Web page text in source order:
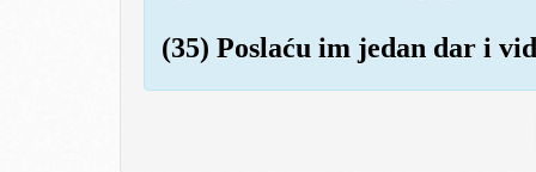
(35) Poslaću im jedan dar i